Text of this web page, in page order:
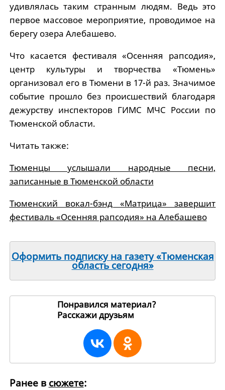
удивлялась таким странным людям. Ведь это
первое массовое мероприятие, проводимое на
берегу озера Алебашево.
Что касается фестиваля «Осенняя рапсодия»,
центр культуры и творчества «Тюмень»
организовал его в Тюмени в 17-й раз. Значимое
событие прошло без происшествий благодаря
дежурству инспекторов ГИМС МЧС России по
Тюменской области.
Читать также:
Тюменцы услышали народные песни,
записанные в Тюменской области
Тюменский вокал-бэнд «Матрица» завершит
фестиваль «Осенняя рапсодия» на Алебашево
Оформить подписку на газету «Тюменская
область сегодня»
Понравился материал?
Расскажи друзьям
Ранее в сюжете: